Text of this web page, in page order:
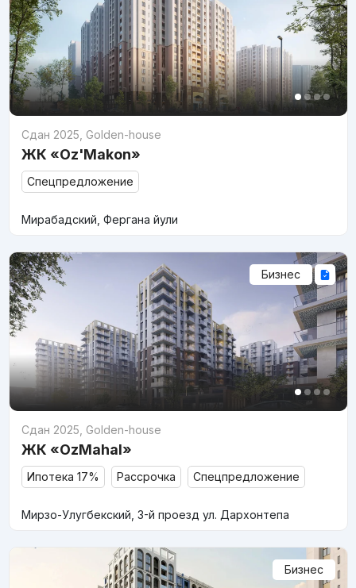
Сдан 2025 Golden-house
ЖК «Oz'Makon»
Спецпредложение
Мирабадский, Фергана йули
Бизнес
Сдан 2025 Golden-house
ЖК «OzMahal»
Ипотека 17% Рассрочка Спецпредложение
Мирзо-Улугбекский, 3-й проезд ул. Дархонтепа
Бизнес